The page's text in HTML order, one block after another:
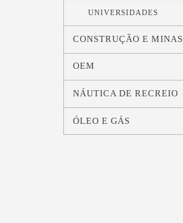
UNIVERSIDADES
CONSTRUÇÃO E MINAS
OEM
NÁUTICA DE RECREIO
ÓLEO E GÁS